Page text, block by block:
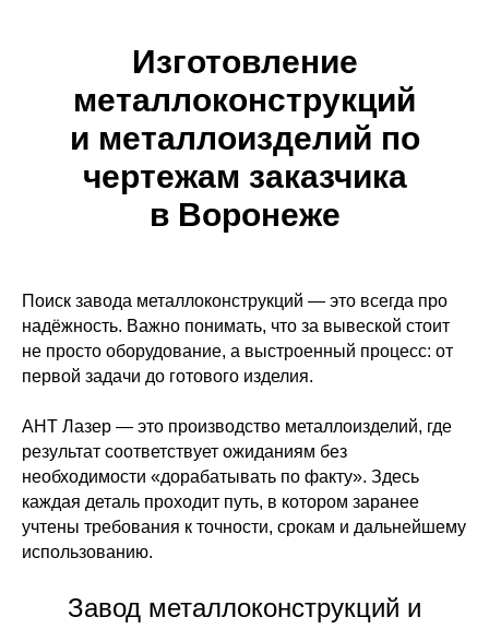
Изготовление
металлоконструкций
и металлоизделий по
чертежам заказчика
в Воронеже
Поиск завода металлоконструкций — это всегда про
надёжность. Важно понимать, что за вывеской стоит
не просто оборудование, а выстроенный процесс: от
первой задачи до готового изделия.
АНТ Лазер — это производство металлоизделий, где
результат соответствует ожиданиям без
необходимости «дорабатывать по факту». Здесь
каждая деталь проходит путь, в котором заранее
учтены требования к точности, срокам и дальнейшему
использованию.
Завод металлоконструкций и